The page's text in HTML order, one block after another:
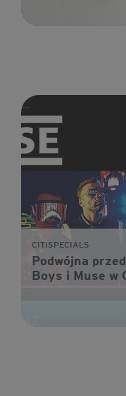
CITISPECIALS
Podwójna
Boys i Muse w